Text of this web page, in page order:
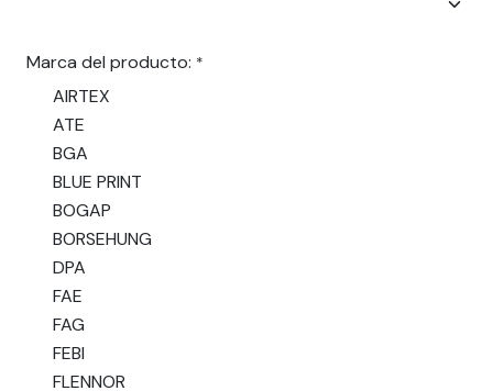
Marca del producto: *
AIRTEX
ATE
BGA
BLUE PRINT
BOGAP
BORSEHUNG
DPA
FAE
FAG
FEBI
FLENNOR